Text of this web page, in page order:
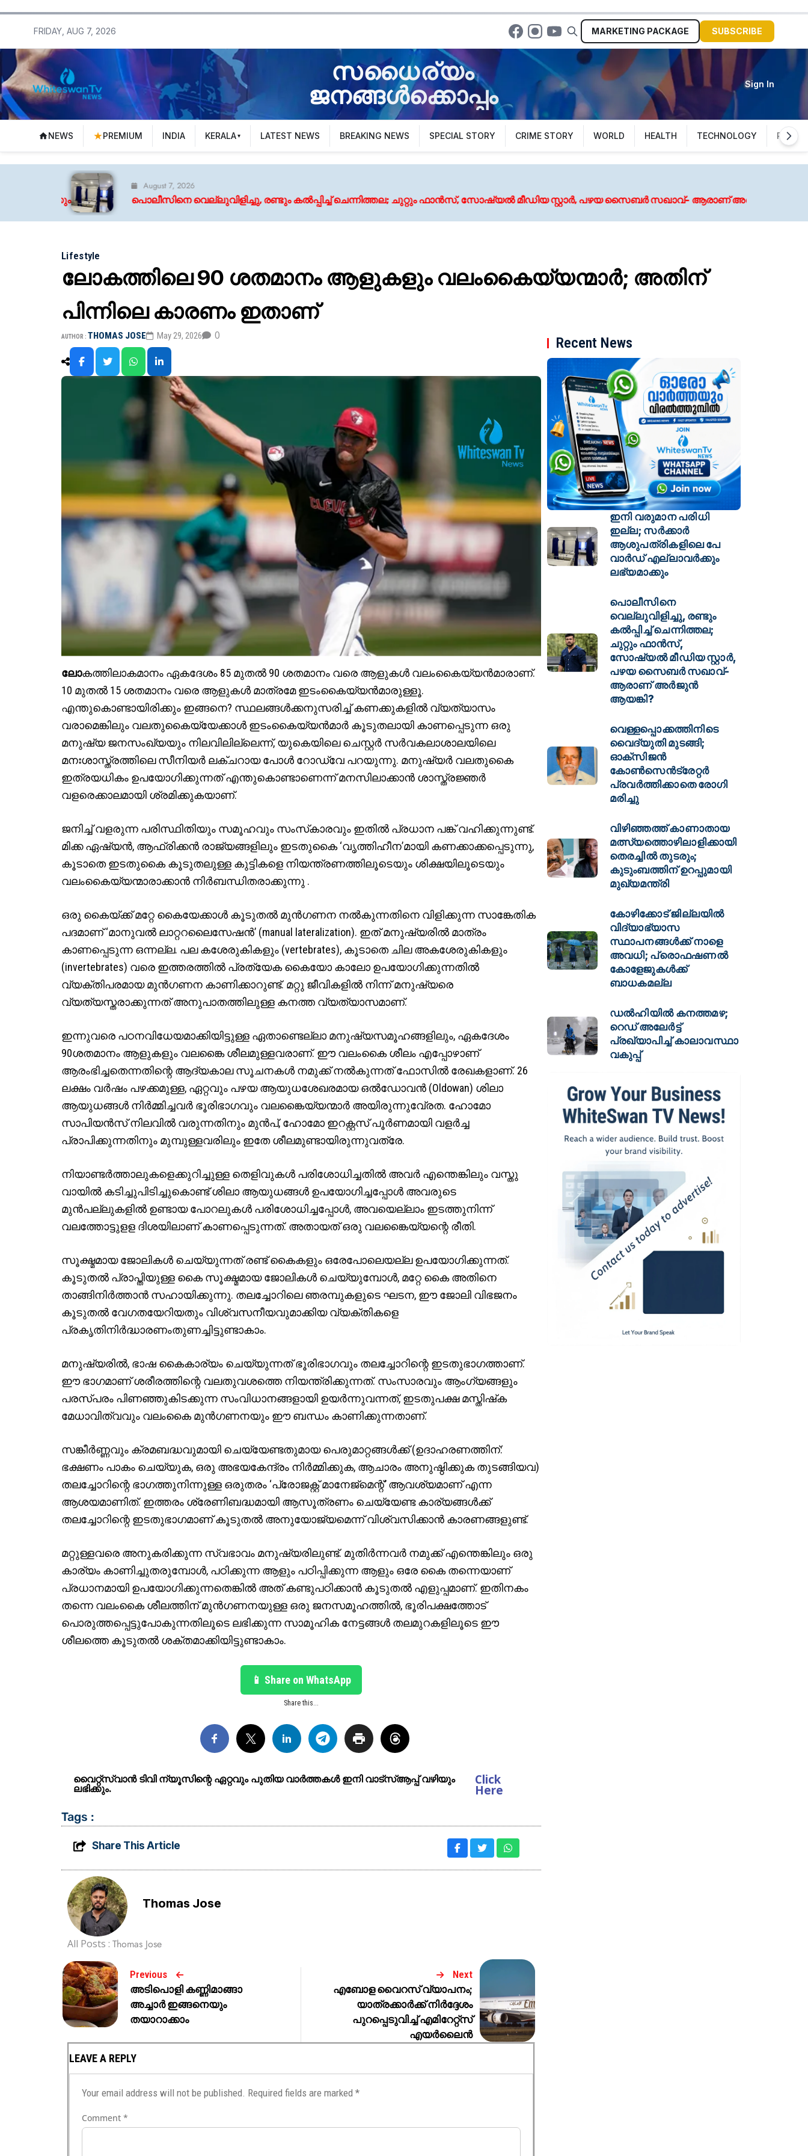
FRIDAY, AUG 7, 2026 MARKETING PACKAGE SUBSCRIBE
സധൈര്യം
ജനങ്ങൾക്കൊപ്പം
Sign In
NEWS PREMIUM INDIA KERALA LATEST NEWS BREAKING NEWS SPECIAL STORY CRIME STORY WORLD HEALTH TECHNOLOGY
August 7, 2026
പൊലീസിനെ വെല്ലുവിളിച്ചു, രണ്ടും കൽപ്പിച്ച് ചെന്നിത്തല; ചുറ്റും ഫാൻസ്, സോഷ്യൽ മീഡിയ സ്റ്റാർ, പഴയ സൈബർ സഖാവ്- ആരാണ് അർജുൻ ആയങ്കി?
Lifestyle
ലോകത്തിലെ 90 ശതമാനം ആളുകളും വലംകൈയ്യന്മാര്‍; അതിന്
പിന്നിലെ കാരണം ഇതാണ്
AUTHOR : THOMAS JOSE May 29, 2026 0
ലോകത്തിലാകമാനം ഏകദേശം 85 മുതല്‍ 90 ശതമാനം വരെ ആളുകള്‍ വലംകൈയ്യന്‍മാരാണ്.
10 മുതല്‍ 15 ശതമാനം വരെ ആളുകള്‍ മാത്രമേ ഇടംകൈയ്യന്‍മാരുള്ളൂ.
എന്തുകൊണ്ടായിരിക്കും ഇങ്ങനെ? സ്ഥലങ്ങള്‍ക്കനുസരിച്ച് കണക്കുകളില്‍ വ്യത്യാസം
വരാമെങ്കിലും വലതുകൈയ്യേക്കാള്‍ ഇടംകൈയ്യന്‍മാര്‍ കൂടുതലായി കാണപ്പെടുന്ന ഒരു
മനുഷ്യ ജനസംഖ്യയും നിലവിലില്ലെന്ന്, യുകെയിലെ ചെസ്റ്റര്‍ സര്‍വകലാശാലയിലെ
മനഃശാസ്ത്രത്തിലെ സീനിയര്‍ ലക്ചറായ പോള്‍ റോഡ്വേ പറയുന്നു. മനുഷ്യര്‍ വലതുകൈ
ഇത്രയധികം ഉപയോഗിക്കുന്നത് എന്തുകൊണ്ടാണെന്ന് മനസിലാക്കാന്‍ ശാസ്ത്രജ്ഞര്‍
വളരെക്കാലമായി ശ്രമിക്കുകയാണ്.
ജനിച്ച് വളരുന്ന പരിസ്ഥിതിയും സമൂഹവും സംസ്‌കാരവും ഇതില്‍ പ്രധാന പങ്ക് വഹിക്കുന്നുണ്ട്.
മിക്ക ഏഷ്യന്‍, ആഫ്രിക്കന്‍ രാജ്യങ്ങളിലും ഇടതുകൈ ‘വൃത്തിഹീന’മായി കണക്കാക്കപ്പെടുന്നു,
കൂടാതെ ഇടതുകൈ കൂടുതലുള്ള കുട്ടികളെ നിയന്ത്രണത്തിലൂടെയും ശിക്ഷയിലൂടെയും
വലംകൈയ്യന്മാരാക്കാന്‍ നിര്‍ബന്ധിതരാക്കുന്നു .
ഒരു കൈയ്ക്ക് മറ്റേ കൈയേക്കാള്‍ കൂടുതല്‍ മുന്‍ഗണന നല്‍കുന്നതിനെ വിളിക്കുന്ന സാങ്കേതിക
പദമാണ് ‘മാനുവല്‍ ലാറ്ററലൈസേഷന്‍’ (manual lateralization). ഇത് മനുഷ്യരില്‍ മാത്രം
കാണപ്പെടുന്ന ഒന്നല്ല. പല കശേരുകികളും (vertebrates), കൂടാതെ ചില അകശേരുകികളും
(invertebrates) വരെ ഇത്തരത്തില്‍ പ്രത്യേക കൈയോ കാലോ ഉപയോഗിക്കുന്നതില്‍
വ്യക്തിപരമായ മുന്‍ഗണന കാണിക്കാറുണ്ട്. മറ്റു ജീവികളില്‍ നിന്ന് മനുഷ്യരെ
വ്യത്യസ്തരാക്കുന്നത് അനുപാതത്തിലുള്ള കനത്ത വ്യത്യാസമാണ്.
ഇന്നുവരെ പഠനവിധേയമാക്കിയിട്ടുള്ള ഏതാണ്ടെല്ലാ മനുഷ്യസമൂഹങ്ങളിലും, ഏകദേശം
90ശതമാനം ആളുകളും വലങ്കൈ ശീലമുള്ളവരാണ്. ഈ വലംകൈ ശീലം എപ്പോഴാണ്
ആരംഭിച്ചതെന്നതിന്റെ ആദ്യകാല സൂചനകള്‍ നമുക്ക് നല്‍കുന്നത് ഫോസില്‍ രേഖകളാണ്. 26
ലക്ഷം വര്‍ഷം പഴക്കമുള്ള, ഏറ്റവും പഴയ ആയുധശേഖരമായ ഒല്‍ഡോവന്‍ (Oldowan) ശിലാ
ആയുധങ്ങള്‍ നിര്‍മ്മിച്ചവര്‍ ഭൂരിഭാഗവും വലങ്കൈയ്യന്മാര്‍ അയിരുന്നുവേ്രത. ഹോമോ
സാപിയന്‍സ് നിലവില്‍ വരുന്നതിനും മുന്‍പ്, ഹോമോ ഇറക്റ്റസ് പൂര്‍ണമായി വളര്‍ച്ച
പ്രാപിക്കുന്നതിനും മുമ്പുള്ളവരിലും ഇതേ ശീലമുണ്ടായിരുന്നുവത്രേ.
നിയാണ്ടര്‍ത്താലുകളെക്കുറിച്ചുള്ള തെളിവുകള്‍ പരിശോധിച്ചതില്‍ അവര്‍ എന്തെങ്കിലും വസ്തു
വായില്‍ കടിച്ചുപിടിച്ചുകൊണ്ട് ശിലാ ആയുധങ്ങള്‍ ഉപയോഗിച്ചപ്പോള്‍ അവരുടെ
മുന്‍പല്ലുകളില്‍ ഉണ്ടായ പോറലുകള്‍ പരിശോധിച്ചപ്പോള്‍, അവയെല്ലാം ഇടത്തുനിന്ന്
വലത്തോട്ടുളള ദിശയിലാണ് കാണപ്പെടുന്നത്. അതായത് ഒരു വലങ്കൈയ്യന്റെ രീതി.
സൂക്ഷ്മമായ ജോലികള്‍ ചെയ്യുന്നത് രണ്ട് കൈകളും ഒരേപോലെയല്ല ഉപയോഗിക്കുന്നത്.
കൂടുതല്‍ പ്രാപ്തിയുള്ള കൈ സൂക്ഷ്മമായ ജോലികള്‍ ചെയ്യുമ്പോള്‍, മറ്റേ കൈ അതിനെ
താങ്ങിനിര്‍ത്താന്‍ സഹായിക്കുന്നു. തലച്ചോറിലെ ഞരമ്പുകളുടെ ഘടന, ഈ ജോലി വിഭജനം
കൂടുതല്‍ വേഗതയേറിയതും വിശ്വസനീയവുമാക്കിയ വ്യക്തികളെ
പ്രകൃതിനിര്‍ദ്ധാരണംതുണച്ചിട്ടുണ്ടാകാം.
മനുഷ്യരില്‍, ഭാഷ കൈകാര്യം ചെയ്യുന്നത് ഭൂരിഭാഗവും തലച്ചോറിന്റെ ഇടതുഭാഗത്താണ്.
ഈ ഭാഗമാണ് ശരീരത്തിന്റെ വലതുവശത്തെ നിയന്ത്രിക്കുന്നത്. സംസാരവും ആംഗ്യങ്ങളും
പരസ്പരം പിണഞ്ഞുകിടക്കുന്ന സംവിധാനങ്ങളായി ഉയര്‍ന്നുവന്നത്, ഇടതുപക്ഷ മസ്തിഷ്‌ക
മേധാവിത്വവും വലംകൈ മുന്‍ഗണനയും ഈ ബന്ധം കാണിക്കുന്നതാണ്.
സങ്കീര്‍ണ്ണവും ക്രമബദ്ധവുമായി ചെയ്യേണ്ടതുമായ പെരുമാറ്റങ്ങള്‍ക്ക് (ഉദാഹരണത്തിന്:
ഭക്ഷണം പാകം ചെയ്യുക, ഒരു അഭയകേന്ദ്രം നിര്‍മ്മിക്കുക, ആചാരം അനുഷ്ഠിക്കുക തുടങ്ങിയവ)
തലച്ചോറിന്റെ ഭാഗത്തുനിന്നുള്ള ഒരുതരം ‘പ്രോജക്റ്റ് മാനേജ്മെന്റ്’ ആവശ്യമാണ് എന്ന
ആശയമാണിത്. ഇത്തരം ശ്രേണിബദ്ധമായി ആസൂത്രണം ചെയ്യേണ്ട കാര്യങ്ങള്‍ക്ക്
തലച്ചോറിന്റെ ഇടതുഭാഗമാണ് കൂടുതല്‍ അനുയോജ്യമെന്ന് വിശ്വസിക്കാന്‍ കാരണങ്ങളുണ്ട്.
മറ്റുള്ളവരെ അനുകരിക്കുന്ന സ്വഭാവം മനുഷ്യരിലുണ്ട്. മുതിര്‍ന്നവര്‍ നമുക്ക് എന്തെങ്കിലും ഒരു
കാര്യം കാണിച്ചുതരുമ്പോള്‍, പഠിക്കുന്ന ആളും പഠിപ്പിക്കുന്ന ആളും ഒരേ കൈ തന്നെയാണ്
പ്രധാനമായി ഉപയോഗിക്കുന്നതെങ്കില്‍ അത് കണ്ടുപഠിക്കാന്‍ കൂടുതല്‍ എളുപ്പമാണ്. ഇതിനകം
തന്നെ വലംകൈ ശീലത്തിന് മുന്‍ഗണനയുള്ള ഒരു ജനസമൂഹത്തില്‍, ഭൂരിപക്ഷത്തോട്
പൊരുത്തപ്പെട്ടുപോകുന്നതിലൂടെ ലഭിക്കുന്ന സാമൂഹിക നേട്ടങ്ങള്‍ തലമുറകളിലൂടെ ഈ
ശീലത്തെ കൂടുതല്‍ ശക്തമാക്കിയിട്ടുണ്ടാകാം.
📱 Share on WhatsApp
Share this...
വൈറ്റ്സ്വാൻ ടിവി ന്യൂസിന്റെ ഏറ്റവും പുതിയ വാർത്തകൾ ഇനി വാട്സ്ആപ്പ് വഴിയും
ലഭിക്കും.
Click
Here
Tags :
Share This Article
Thomas Jose
All Posts : Thomas Jose
Previous
അടിപൊളി കണ്ണിമാങ്ങാ
അച്ചാർ ഇങ്ങനെയും
തയാറാക്കാം
Next
എബോള വൈറസ് വ്യാപനം;
യാത്രക്കാർക്ക് നിർദ്ദേശം
പുറപ്പെടുവിച്ച് എമിറേറ്റ്സ്
എയർലൈൻ
LEAVE A REPLY
Your email address will not be published. Required fields are marked *
Comment *
Recent News
ഇനി വരുമാന പരിധി
ഇല്ല; സര്‍ക്കാര്‍
ആശുപത്രികളിലെ പേ
വാര്‍ഡ് എല്ലാവര്‍ക്കും
ലഭ്യമാക്കും
പൊലീസിനെ
വെല്ലുവിളിച്ചു, രണ്ടും
കൽപ്പിച്ച് ചെന്നിത്തല;
ചുറ്റും ഫാൻസ്,
സോഷ്യൽ മീഡിയ സ്റ്റാർ,
പഴയ സൈബർ സഖാവ്-
ആരാണ് അർജുൻ
ആയങ്കി?
വെള്ളപ്പൊക്കത്തിനിടെ
വൈദ്യുതി മുടങ്ങി;
ഓക്സിജൻ
കോൺസെൻട്രേറ്റർ
പ്രവർത്തിക്കാതെ രോഗി
മരിച്ചു
വിഴിഞ്ഞത്ത് കാണാതായ
മത്സ്യത്തൊഴിലാളിക്കായി
തെരച്ചിൽ തുടരും;
കുടുംബത്തിന് ഉറപ്പുമായി
മുഖ്യമന്ത്രി
കോഴിക്കോട് ജില്ലയിൽ
വിദ്യാഭ്യാസ
സ്ഥാപനങ്ങൾക്ക് നാളെ
അവധി; പ്രൊഫഷണൽ
കോളേജുകൾക്ക്
ബാധകമല്ല
ഡല്‍ഹിയില്‍ കനത്തമഴ;
റെഡ് അലേര്‍ട്ട്
പ്രഖ്യാപിച്ച് കാലാവസ്ഥാ
വകുപ്പ്